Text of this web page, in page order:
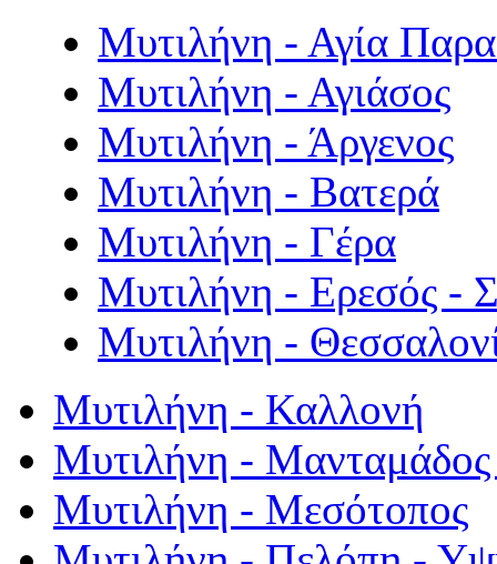
Μυτιλήνη - Αγία
Μυτιλήνη - Αγιάσος
Μυτιλήνη - Άργενος
Μυτιλήνη - Βατερά
Μυτιλήνη - Γέρα
Μυτιλήνη - Ερεσός -
Μυτιλήνη -
Μυτιλήνη - Καλλονή
Μυτιλήνη - Μανταμάδος
Μυτιλήνη - Μεσότοπος